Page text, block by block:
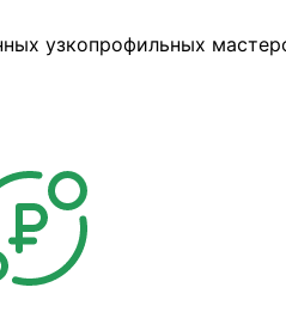
узкопрофильных